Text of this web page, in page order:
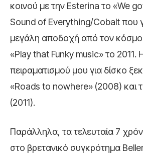
κοινού με την Esterina το «We
Sound of Everything/Cobalt που
μεγάλη αποδοχή από τον
«Play that Funky music» το
πειραματισμού μου για δίσκο
«Roads to nowhere» (2008) και
(2011).
Παράλληλα, τα τελευταία 7
στο βρετανικό συγκρότημα